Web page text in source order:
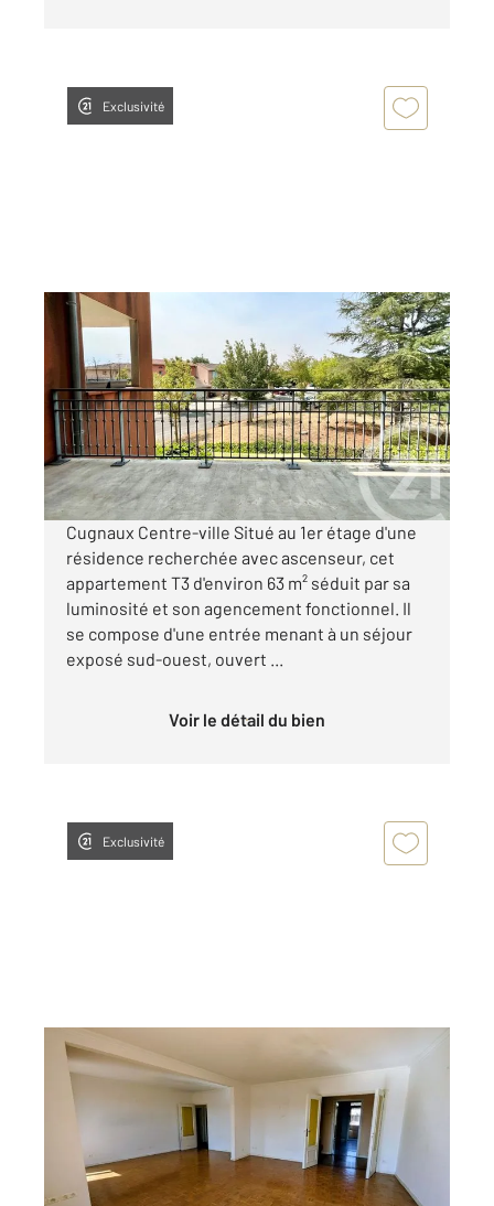
Exclusivité
CUGNAUX 31
63,14 m
, 3 pièces
Ref : 67377
Appartement F3 à vendre
175 000 €
Visiter le site dédié
Cugnaux Centre-ville Situé au 1er étage d'une
résidence recherchée avec ascenseur, cet
appartement T3 d'environ 63 m² séduit par sa
luminosité et son agencement fonctionnel. Il
se compose d'une entrée menant à un séjour
exposé sud-ouest, ouvert ...
Voir le détail du bien
Exclusivité
CUGNAUX 31
120 m , 4 pièces
Ref : 69077
Appartement F4 à vendre
199 000 €